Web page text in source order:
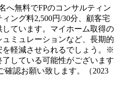
へ無料でFPのコンサルティン
ング料2,500円/30分、顧客宅
しています。マイホーム取得の
ミュレーションなど、長期的
を軽減させられるでしょう。※
している可能性がございます
確認お願い致します。（2023